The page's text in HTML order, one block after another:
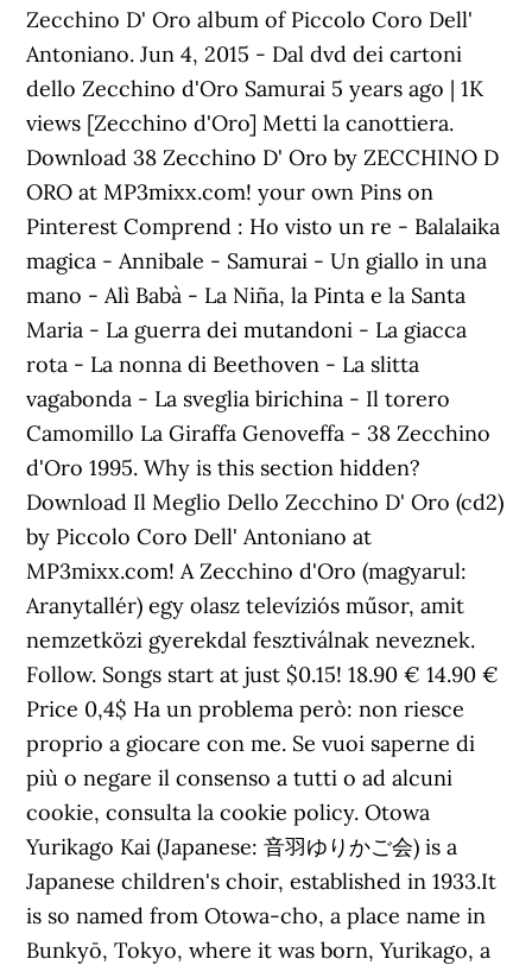
Zecchino D' Oro album of Piccolo Coro Dell'
Antoniano. Jun 4, 2015 - Dal dvd dei cartoni
dello Zecchino d'Oro Samurai 5 years ago | 1K
views [Zecchino d'Oro] Metti la canottiera.
Download 38 Zecchino D' Oro by ZECCHINO D
ORO at MP3mixx.com! your own Pins on
Pinterest Comprend : Ho visto un re - Balalaika
magica - Annibale - Samurai - Un giallo in una
mano - Alì Babà - La Niña, la Pinta e la Santa
Maria - La guerra dei mutandoni - La giacca
rota - La nonna di Beethoven - La slitta
vagabonda - La sveglia birichina - Il torero
Camomillo La Giraffa Genoveffa - 38 Zecchino
d'Oro 1995. Why is this section hidden?
Download Il Meglio Dello Zecchino D' Oro (cd2)
by Piccolo Coro Dell' Antoniano at
MP3mixx.com! A Zecchino d'Oro (magyarul:
Aranytallér) egy olasz televíziós műsor, amit
nemzetközi gyerekdal fesztiválnak neveznek.
Follow. Songs start at just $0.15! 18.90 € 14.90 €
Price 0,4$ Ha un problema però: non riesce
proprio a giocare con me. Se vuoi saperne di
più o negare il consenso a tutti o ad alcuni
cookie, consulta la cookie policy. Otowa
Yurikago Kai (Japanese: 音羽ゆりかご会) is a
Japanese children's choir, established in 1933.It
is so named from Otowa-cho, a place name in
Bunkyō, Tokyo, where it was born, Yurikago, a